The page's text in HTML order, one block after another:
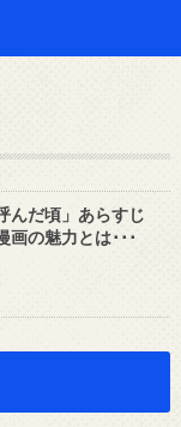
んだ頃」あらすじ
画の魅力とは･･･